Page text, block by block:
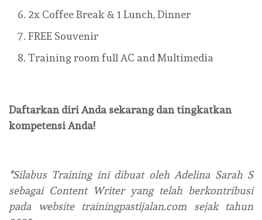
2x Coffee Break & 1 Lunch, Dinner
FREE Souvenir
Training room full AC and Multimedia
Daftarkan diri Anda sekarang dan tingkatkan
kompetensi Anda!
*Silabus Training ini dibuat oleh Adelina Sarah S
sebagai Content Writer yang telah berkontribusi
pada website trainingpastijalan.com sejak tahun